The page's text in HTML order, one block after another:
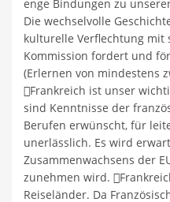
enge Bindungen zu
Die wechselvolle
kulturelle Verflechtung mit
Kommission fordert und
(Erlernen von mindestens
Frankreich ist unser
sind Kenntnisse der
Berufen erwünscht, für
unerlässlich. Es wird
Zusammenwachsens der
zunehmen wird.
Reiseländer. Da